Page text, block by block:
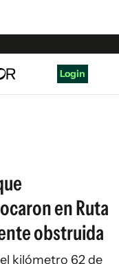
Login
en Ruta
obstruida
kilómetro 62 de